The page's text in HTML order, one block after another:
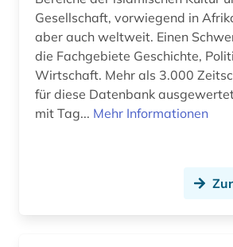
Gesellschaft, vorwiegend in
aber auch weltweit. Einen
die Fachgebiete Geschichte,
Wirtschaft. Mehr als 3.000 Zeitschriften werden
für diese Datenbank
mit Tag... Mehr Informationen